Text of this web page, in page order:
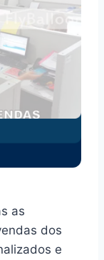
as
dos
e